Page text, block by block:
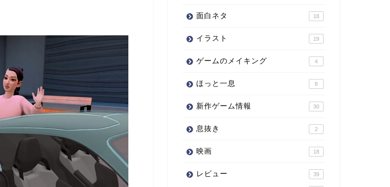
面白ネタ 18
イラスト 19
ゲームのメイキング 4
ほっと一息 8
新作ゲーム情報 30
息抜き 2
映画 18
レビュー 39